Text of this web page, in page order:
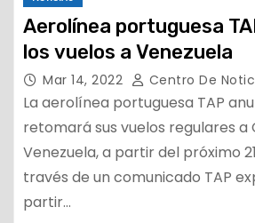
Aerolínea portuguesa
los vuelos a Venezuela
Mar 14, 2022 Centro De
La aerolínea portuguesa TAP
retomará sus vuelos regulares a
Venezuela, a partir del próximo
través de un comunicado TAP
partir…